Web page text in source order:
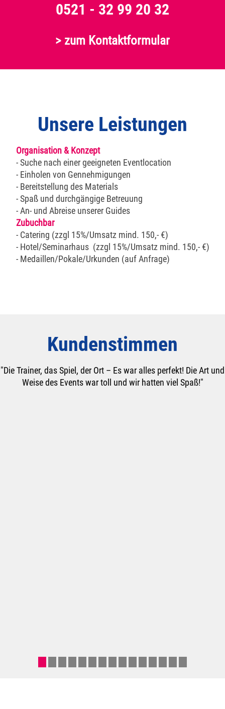
0521 - 32 99 20 32
> zum Kontaktformular
Unsere Leistungen
Organisation & Konzept
- Suche nach einer geeigneten Eventlocation
- Einholen von Gennehmigungen
- Bereitstellung des Materials
- Spaß und durchgängige Betreuung
- An- und Abreise unserer Guides
Zubuchbar
- Catering (zzgl 15%/Umsatz mind. 150,- €)
- Hotel/Seminarhaus (zzgl 15%/Umsatz mind. 150,- €)
- Medaillen/Pokale/Urkunden (auf Anfrage)
Kundenstimmen
"Die Trainer, das Spiel, der Ort – Es war alles perfekt! Die Art und
Weise des Events war toll und wir hatten viel Spaß!"